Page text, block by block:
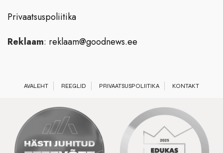
Privaatsuspoliitika
Reklaam: reklaam@goodnews.ee
AVALEHT REEGLID PRIVAATSUSPOLIITIKA KONTAKT